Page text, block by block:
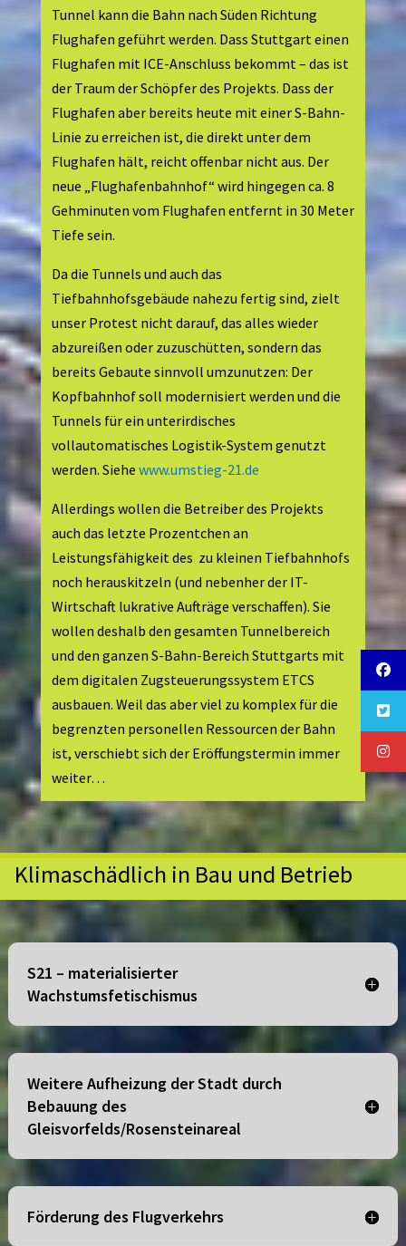
Tunnel kann die Bahn nach Süden Richtung
Flughafen geführt werden. Dass Stuttgart einen
Flughafen mit ICE-Anschluss bekommt – das ist
der Traum der Schöpfer des Projekts. Dass der
Flughafen aber bereits heute mit einer S-Bahn-
Linie zu erreichen ist, die direkt unter dem
Flughafen hält, reicht offenbar nicht aus. Der
neue „Flughafenbahnhof“ wird hingegen ca. 8
Gehminuten vom Flughafen entfernt in 30 Meter
Tiefe sein.
Da die Tunnels und auch das
Tiefbahnhofsgebäude nahezu fertig sind, zielt
unser Protest nicht darauf, das alles wieder
abzureißen oder zuzuschütten, sondern das
bereits Gebaute sinnvoll umzunutzen: Der
Kopfbahnhof soll modernisiert werden und die
Tunnels für ein unterirdisches
vollautomatisches Logistik-System genutzt
werden. Siehe www.umstieg-21.de
Allerdings wollen die Betreiber des Projekts
auch das letzte Prozentchen an
Leistungsfähigkeit des zu kleinen Tiefbahnhofs
noch herauskitzeln (und nebenher der IT-
Wirtschaft lukrative Aufträge verschaffen). Sie
wollen deshalb den gesamten Tunnelbereich
und den ganzen S-Bahn-Bereich Stuttgarts mit
dem digitalen Zugsteuerungssystem ETCS
ausbauen. Weil das aber viel zu komplex für die
begrenzten personellen Ressourcen der Bahn
ist, verschiebt sich der Eröffungstermin immer
weiter…
Klimaschädlich in Bau und Betrieb
S21 – materialisierter
Wachstumsfetischismus
Weitere Aufheizung der Stadt durch
Bebauung des
Gleisvorfelds/Rosensteinareal
Förderung des Flugverkehrs